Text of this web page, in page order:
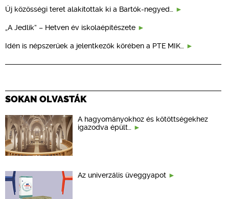
Új közösségi teret alakítottak ki a Bartók-negyed…
„A Jedlik” – Hetven év iskolaépítészete
Idén is népszerűek a jelentkezők körében a PTE MIK…
SOKAN OLVASTÁK
A hagyományokhoz és kötöttségekhez
igazodva épült…
Az univerzális üveggyapot